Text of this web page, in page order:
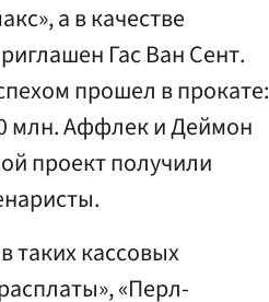
а в качестве
Гас Ван Сент.
прошел в прокате:
млн. Аффлек и Деймон
проект получили
таких кассовых
«Перл-